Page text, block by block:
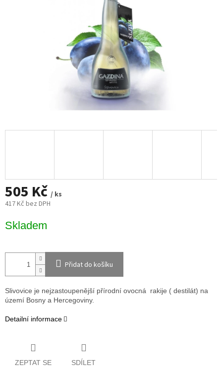
505 Kč / ks
417 Kč bez DPH
cena:
Skladem
Přidat do košíku
Slivovice je nejzastoupenější přírodní ovocná rakije ( destilát) na
území Bosny a Hercegoviny.
Detailní informace
ZEPTAT SE SDÍLET